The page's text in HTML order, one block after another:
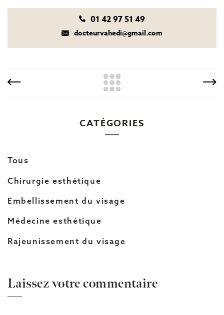
01 42 97 51 49
docteurvahedi@gmail.com
CATÉGORIES
Tous
Chirurgie esthétique
Embellissement du visage
Médecine esthétique
Rajeunissement du visage
Laissez votre commentaire